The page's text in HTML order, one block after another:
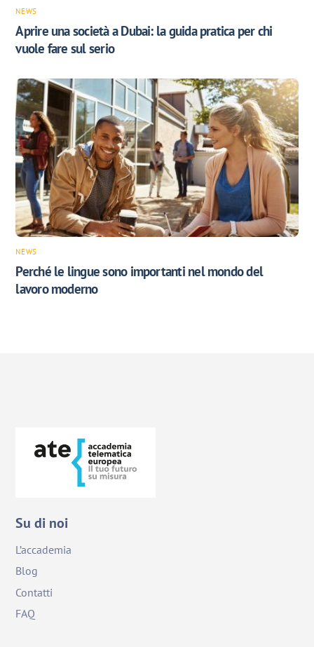
NEWS
Aprire una società a Dubai: la guida pratica per chi
vuole fare sul serio
NEWS
Perché le lingue sono importanti nel mondo del
lavoro moderno
Su di noi
L’accademia
Blog
Contatti
FAQ